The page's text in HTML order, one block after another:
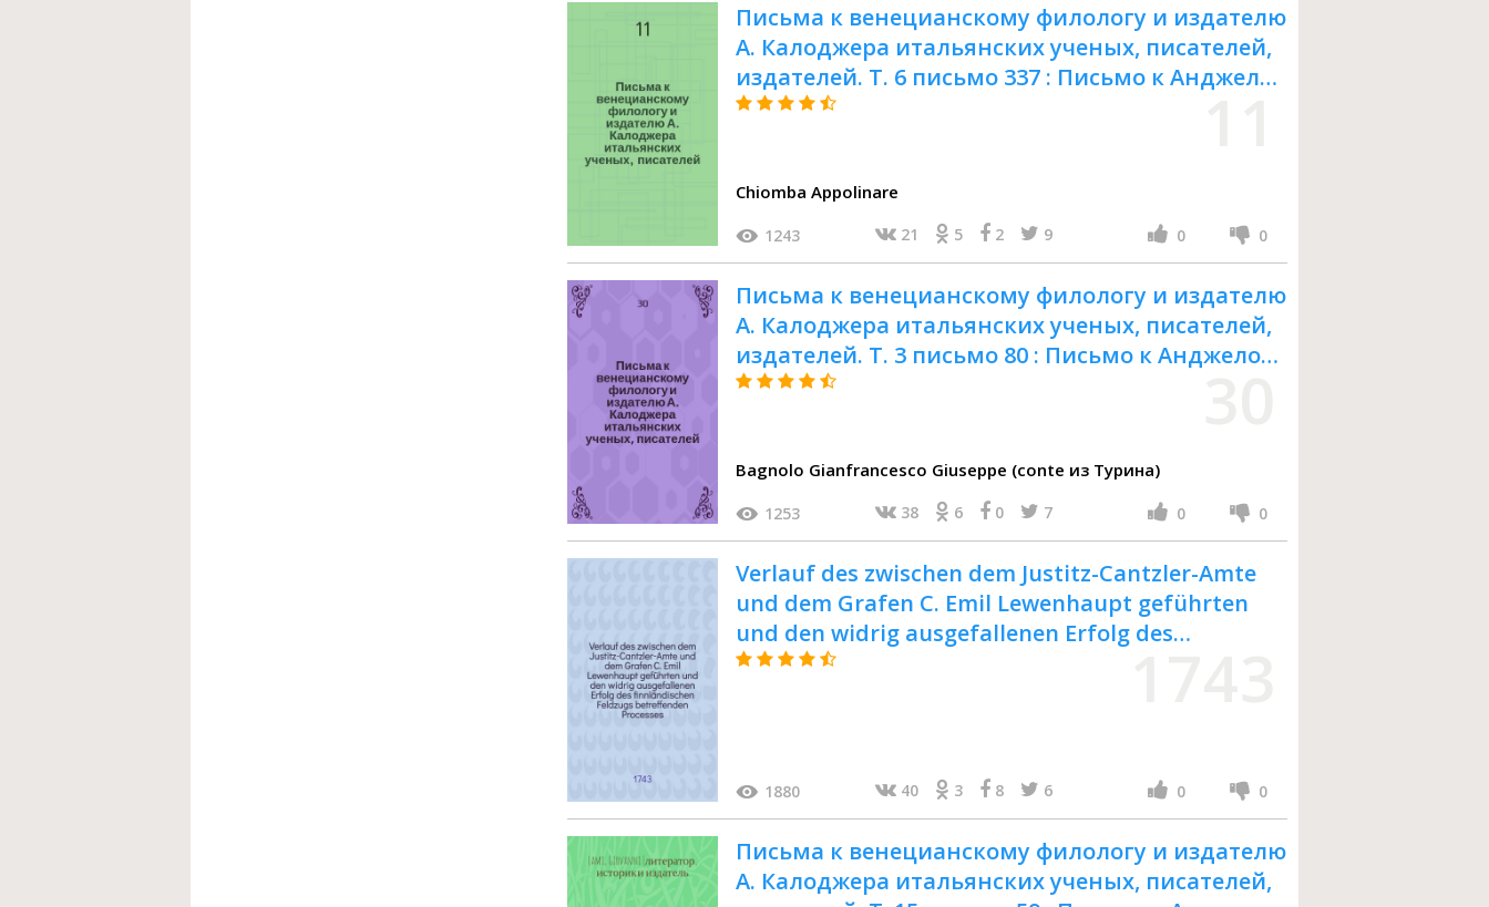
Письма к венецианскому филологу и издателю
А. Калоджера итальянских ученых, писателей,
издателей. Т. 6 письмо 337 : Письмо к Анджело
Калоджера
Chiomba Appolinare
1243 21 5 2 9 0 0
Письма к венецианскому филологу и издателю
А. Калоджера итальянских ученых, писателей,
издателей. Т. 3 письмо 80 : Письмо к Анджело
Калоджера
Bagnolo Gianfrancesco Giuseppe (conte из Турина)
1253 38 6 0 7 0 0
Verlauf des zwischen dem Justitz-Cantzler-Amte
und dem Grafen C. Emil Lewenhaupt geführten
und den widrig ausgefallenen Erfolg des
finnländischen Feldzugs betreffenden Processes :
1880 40 3 8 6 0 0
Письма к венецианскому филологу и издателю
А. Калоджера итальянских ученых, писателей,